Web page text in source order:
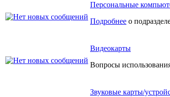
Персональные
Подробнее о
Видеокарты
Вопросы
Звуковые карты/